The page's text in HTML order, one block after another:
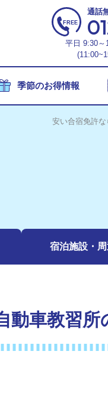
通話
平日 9:30～
季節のお得情報
めの合宿免許【最安15万円
の合宿免許
みの合宿免許の空き状況！
免許プラン【最安25万円
安い合宿免許な
宿泊施設・
動車教習所